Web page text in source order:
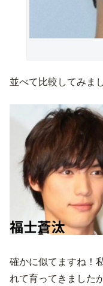
並べて比較してみま
確かに似てますね！
れて育ってきました